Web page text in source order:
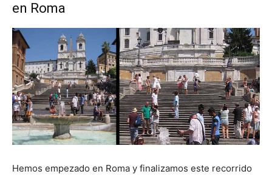
en Roma
Hemos empezado en Roma y finalizamos este recorrido